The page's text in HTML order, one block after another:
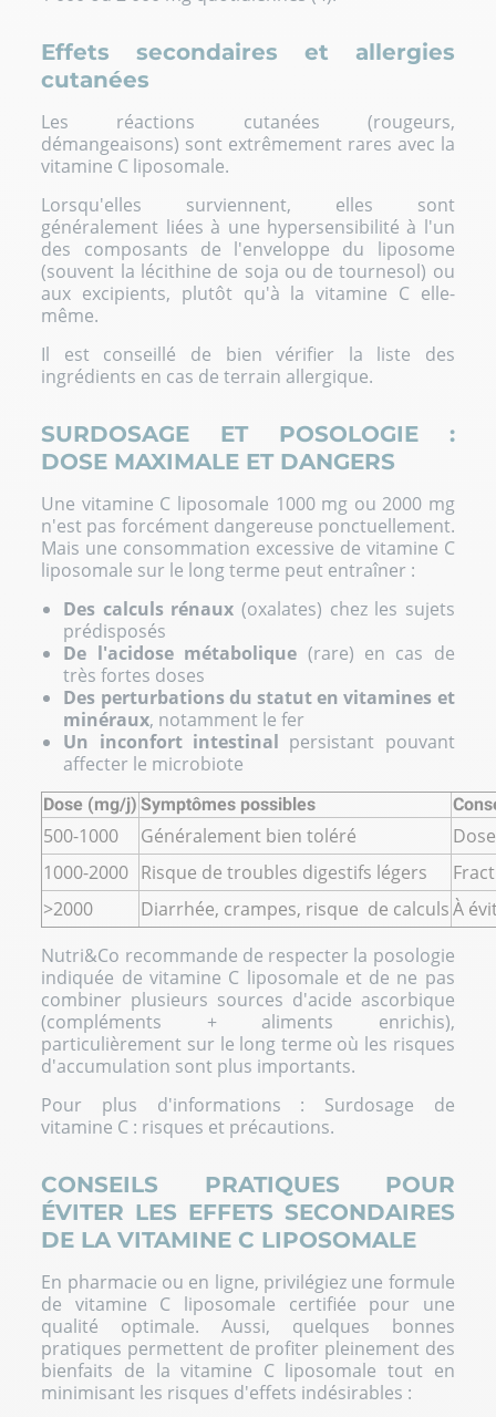
Effets secondaires et allergies
cutanées
Les réactions cutanées (rougeurs,
démangeaisons) sont extrêmement rares avec la
vitamine C liposomale.
Lorsqu'elles surviennent, elles sont
généralement liées à une hypersensibilité à l'un
des composants de l'enveloppe du liposome
(souvent la lécithine de soja ou de tournesol) ou
aux excipients, plutôt qu'à la vitamine C elle-
même.
Il est conseillé de bien vérifier la liste des
ingrédients en cas de terrain allergique.
SURDOSAGE ET POSOLOGIE :
DOSE MAXIMALE ET DANGERS
Une vitamine C liposomale 1000 mg ou 2000 mg
n'est pas forcément dangereuse ponctuellement.
Mais une consommation excessive de vitamine C
liposomale sur le long terme peut entraîner :
Des calculs rénaux (oxalates) chez les sujets
prédisposés
De l'acidose métabolique (rare) en cas de
très fortes doses
Des perturbations du statut en vitamines et
minéraux, notamment le fer
Un inconfort intestinal persistant pouvant
affecter le microbiote
Dose (mg/j) Symptômes possibles
500-1000 Généralement bien toléré
1000-2000 Risque de troubles digestifs légers
>2000
Diarrhée, crampes, risque de calculs À
Nutri&Co recommande de respecter la posologie
indiquée de vitamine C liposomale et de ne pas
combiner plusieurs sources d'acide ascorbique
(compléments + aliments enrichis),
particulièrement sur le long terme où les risques
d'accumulation sont plus importants.
Pour plus d'informations : Surdosage de
vitamine C : risques et précautions.
CONSEILS PRATIQUES POUR
ÉVITER LES EFFETS SECONDAIRES
DE LA VITAMINE C LIPOSOMALE
En pharmacie ou en ligne, privilégiez une formule
de vitamine C liposomale certifiée pour une
qualité optimale. Aussi, quelques bonnes
pratiques permettent de profiter pleinement des
bienfaits de la vitamine C liposomale tout en
minimisant les risques d'effets indésirables :